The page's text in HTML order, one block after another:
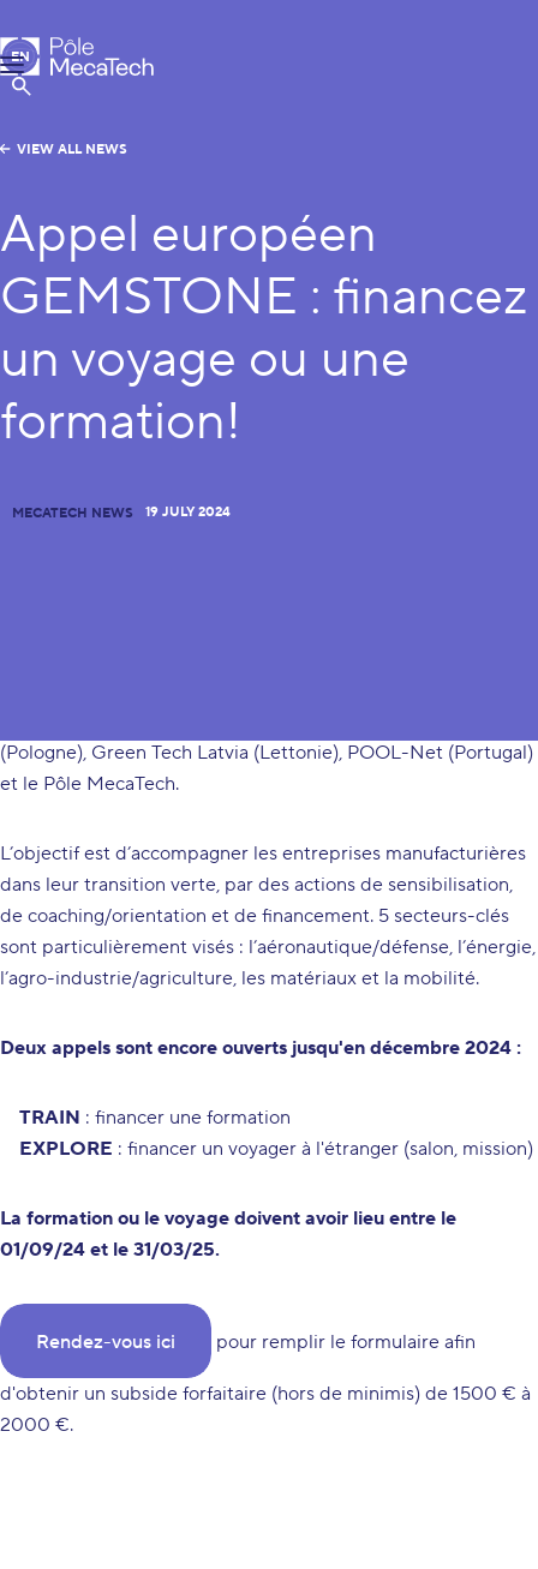
MecaTech
Menu
Show Search
EN
FR
VIEW ALL NEWS
Appel européen
GEMSTONE : financez
un voyage ou une
formation!
MECATECH NEWS 19 JULY 2024
(Pologne), Green Tech Latvia (Lettonie), POOL-Net (Portugal)
et le Pôle MecaTech.
L’objectif est d’accompagner les entreprises manufacturières
dans leur transition verte, par des actions de sensibilisation,
de coaching/orientation et de financement. 5 secteurs-clés
sont particulièrement visés : l’aéronautique/défense, l’énergie,
l’agro-industrie/agriculture, les matériaux et la mobilité.
Deux appels sont encore ouverts jusqu'en décembre 2024 :
TRAIN : financer une formation
EXPLORE : financer un voyager à l'étranger (salon, mission)
La formation ou le voyage doivent avoir lieu entre le
01/09/24 et le 31/03/25.
Rendez-vous ici pour remplir le formulaire afin
d'obtenir un subside forfaitaire (hors de minimis) de 1500 € à
2000 €.